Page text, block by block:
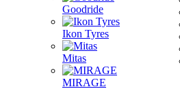
Goodride
Ikon Tyres
Mitas
MIRAGE